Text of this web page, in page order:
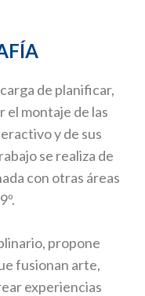
de planificar,
el montaje de las
y de sus
se realiza de
con otras áreas
propone
fusionan arte,
experiencias